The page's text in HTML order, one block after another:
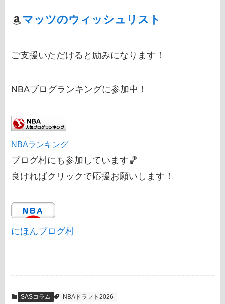
マッツのウィッシュリスト
ご支援いただけると励みになります！
NBAブログランキングに参加中！
NBAランキング
ブログ村にも参加しています🏀
良ければクリックで応援お願いします！
にほんブログ村
SASコラム NBAドラフト2026